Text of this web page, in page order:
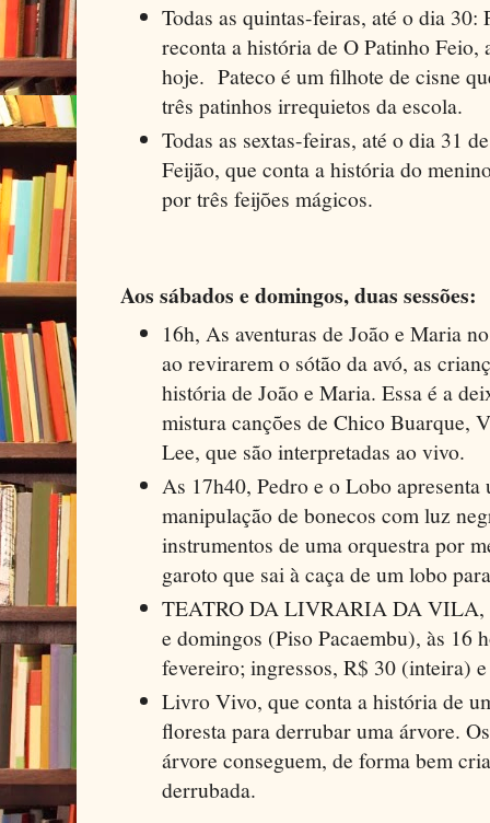
Todas as quintas-feiras, até o dia 30:
reconta a história de O Patinho Feio,
hoje. Pateco é um filhote de cisne
três patinhos irrequietos da escola.
Todas as sextas-feiras, até o dia 31
Feijão, que conta a história do
por três feijões mágicos.
Aos sábados e domingos, duas sessões:
16h, As aventuras de João e Maria
ao revirarem o sótão da avó, as
história de João e Maria. Essa é a
mistura canções de Chico Buarque,
Lee, que são interpretadas ao vivo.
As 17h40, Pedro e o Lobo apresenta
manipulação de bonecos com luz
instrumentos de uma orquestra por
garoto que sai à caça de um lobo
TEATRO DA LIVRARIA DA VILA,
e domingos (Piso Pacaembu), às 16
fevereiro; ingressos, R$ 30 (inteira)
Livro Vivo, que conta a história de
floresta para derrubar uma árvore.
árvore conseguem, de forma bem
derrubada.